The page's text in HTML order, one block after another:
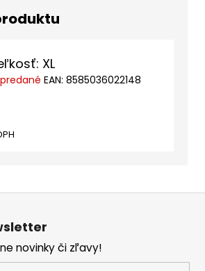
XL
EAN: 8585036022148
novinky či zľavy!